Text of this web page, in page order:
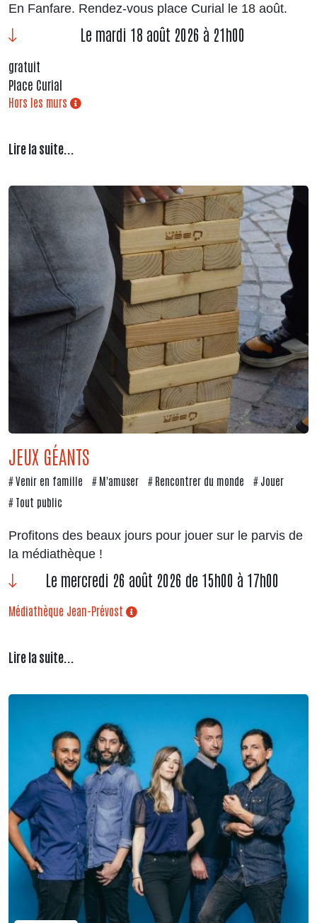
En Fanfare. Rendez-vous place Curial le 18 août.
Le mardi 18 août 2026 à 21h00
gratuit
Place Curial
Hors les murs
Lire la suite...
JEUX GÉANTS
Venir en famille M'amuser Rencontrer du monde
Jouer
Tout public
Profitons des beaux jours pour jouer sur le parvis de
la médiathèque !
Le mercredi 26 août 2026 de 15h00 à 17h00
Médiathèque Jean-Prévost
Lire la suite...